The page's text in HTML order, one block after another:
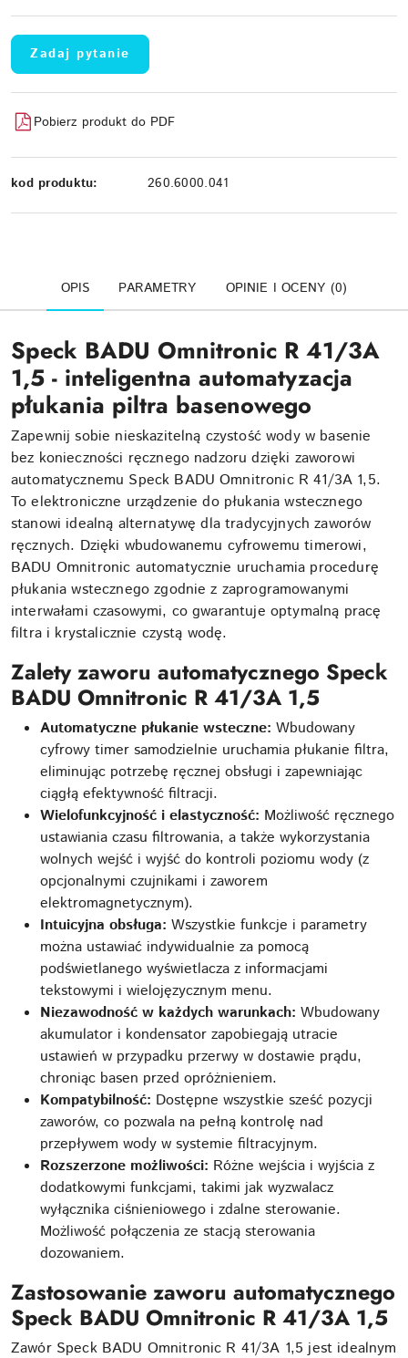
Zadaj pytanie
Pobierz produkt do PDF
kod produktu: 260.6000.041
OPIS PARAMETRY OPINIE I OCENY (0)
Speck BADU Omnitronic R 41/3A
1,5 - inteligentna automatyzacja
płukania piltra basenowego
Zapewnij sobie nieskazitelną czystość wody w basenie
bez konieczności ręcznego nadzoru dzięki zaworowi
automatycznemu Speck BADU Omnitronic R 41/3A 1,5.
To elektroniczne urządzenie do płukania wstecznego
stanowi idealną alternatywę dla tradycyjnych zaworów
ręcznych. Dzięki wbudowanemu cyfrowemu timerowi,
BADU Omnitronic automatycznie uruchamia procedurę
płukania wstecznego zgodnie z zaprogramowanymi
interwałami czasowymi, co gwarantuje optymalną pracę
filtra i krystalicznie czystą wodę.
Zalety zaworu automatycznego Speck
BADU Omnitronic R 41/3A 1,5
Automatyczne płukanie wsteczne: Wbudowany
cyfrowy timer samodzielnie uruchamia płukanie filtra,
eliminując potrzebę ręcznej obsługi i zapewniając
ciągłą efektywność filtracji.
Wielofunkcyjność i elastyczność: Możliwość ręcznego
ustawiania czasu filtrowania, a także wykorzystania
wolnych wejść i wyjść do kontroli poziomu wody (z
opcjonalnymi czujnikami i zaworem
elektromagnetycznym).
Intuicyjna obsługa: Wszystkie funkcje i parametry
można ustawiać indywidualnie za pomocą
podświetlanego wyświetlacza z informacjami
tekstowymi i wielojęzycznym menu.
Niezawodność w każdych warunkach: Wbudowany
akumulator i kondensator zapobiegają utracie
ustawień w przypadku przerwy w dostawie prądu,
chroniąc basen przed opróżnieniem.
Kompatybilność: Dostępne wszystkie sześć pozycji
zaworów, co pozwala na pełną kontrolę nad
przepływem wody w systemie filtracyjnym.
Rozszerzone możliwości: Różne wejścia i wyjścia z
dodatkowymi funkcjami, takimi jak wyzwalacz
wyłącznika ciśnieniowego i zdalne sterowanie.
Możliwość połączenia ze stacją sterowania
dozowaniem.
Zastosowanie zaworu automatycznego
Speck BADU Omnitronic R 41/3A 1,5
Zawór Speck BADU Omnitronic R 41/3A 1,5 jest idealnym